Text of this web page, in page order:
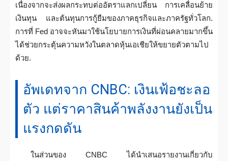
เนื่องจากจะส่งผลกระทบต่ออัตราแลกเปลี่ยน การเคลื่อนย้าย
เงินทุน และต้นทุนการกู้ยืมของภาคธุรกิจและภาครัฐทั่วโลก.
การที่ Fed อาจจะหันมาใช้นโยบายการเงินที่ผ่อนคลายมากขึ้น
ได้ช่วยกระตุ้นความหวังในตลาดหุ้นเอเชียให้ขยายตัวตามไป
ด้วย.
อัพเดทจาก CNBC: เงินเฟ้อชะลอ
ตัว แต่ราคาสินค้าพลังงานยังเป็น
แรงกดดัน
ในส่วนของ CNBC ได้นำเสนอรายงานเกี่ยวกับ